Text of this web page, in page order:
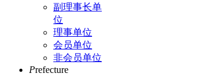
副理事长单
位
理事单位
会员单位
非会员单位
Prefecture